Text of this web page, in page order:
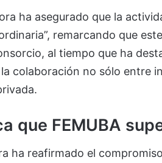
ha asegurado que la
remarcando que
al tiempo que ha
colaboración no sólo entre
que FEMUBA
ha reafirmado el